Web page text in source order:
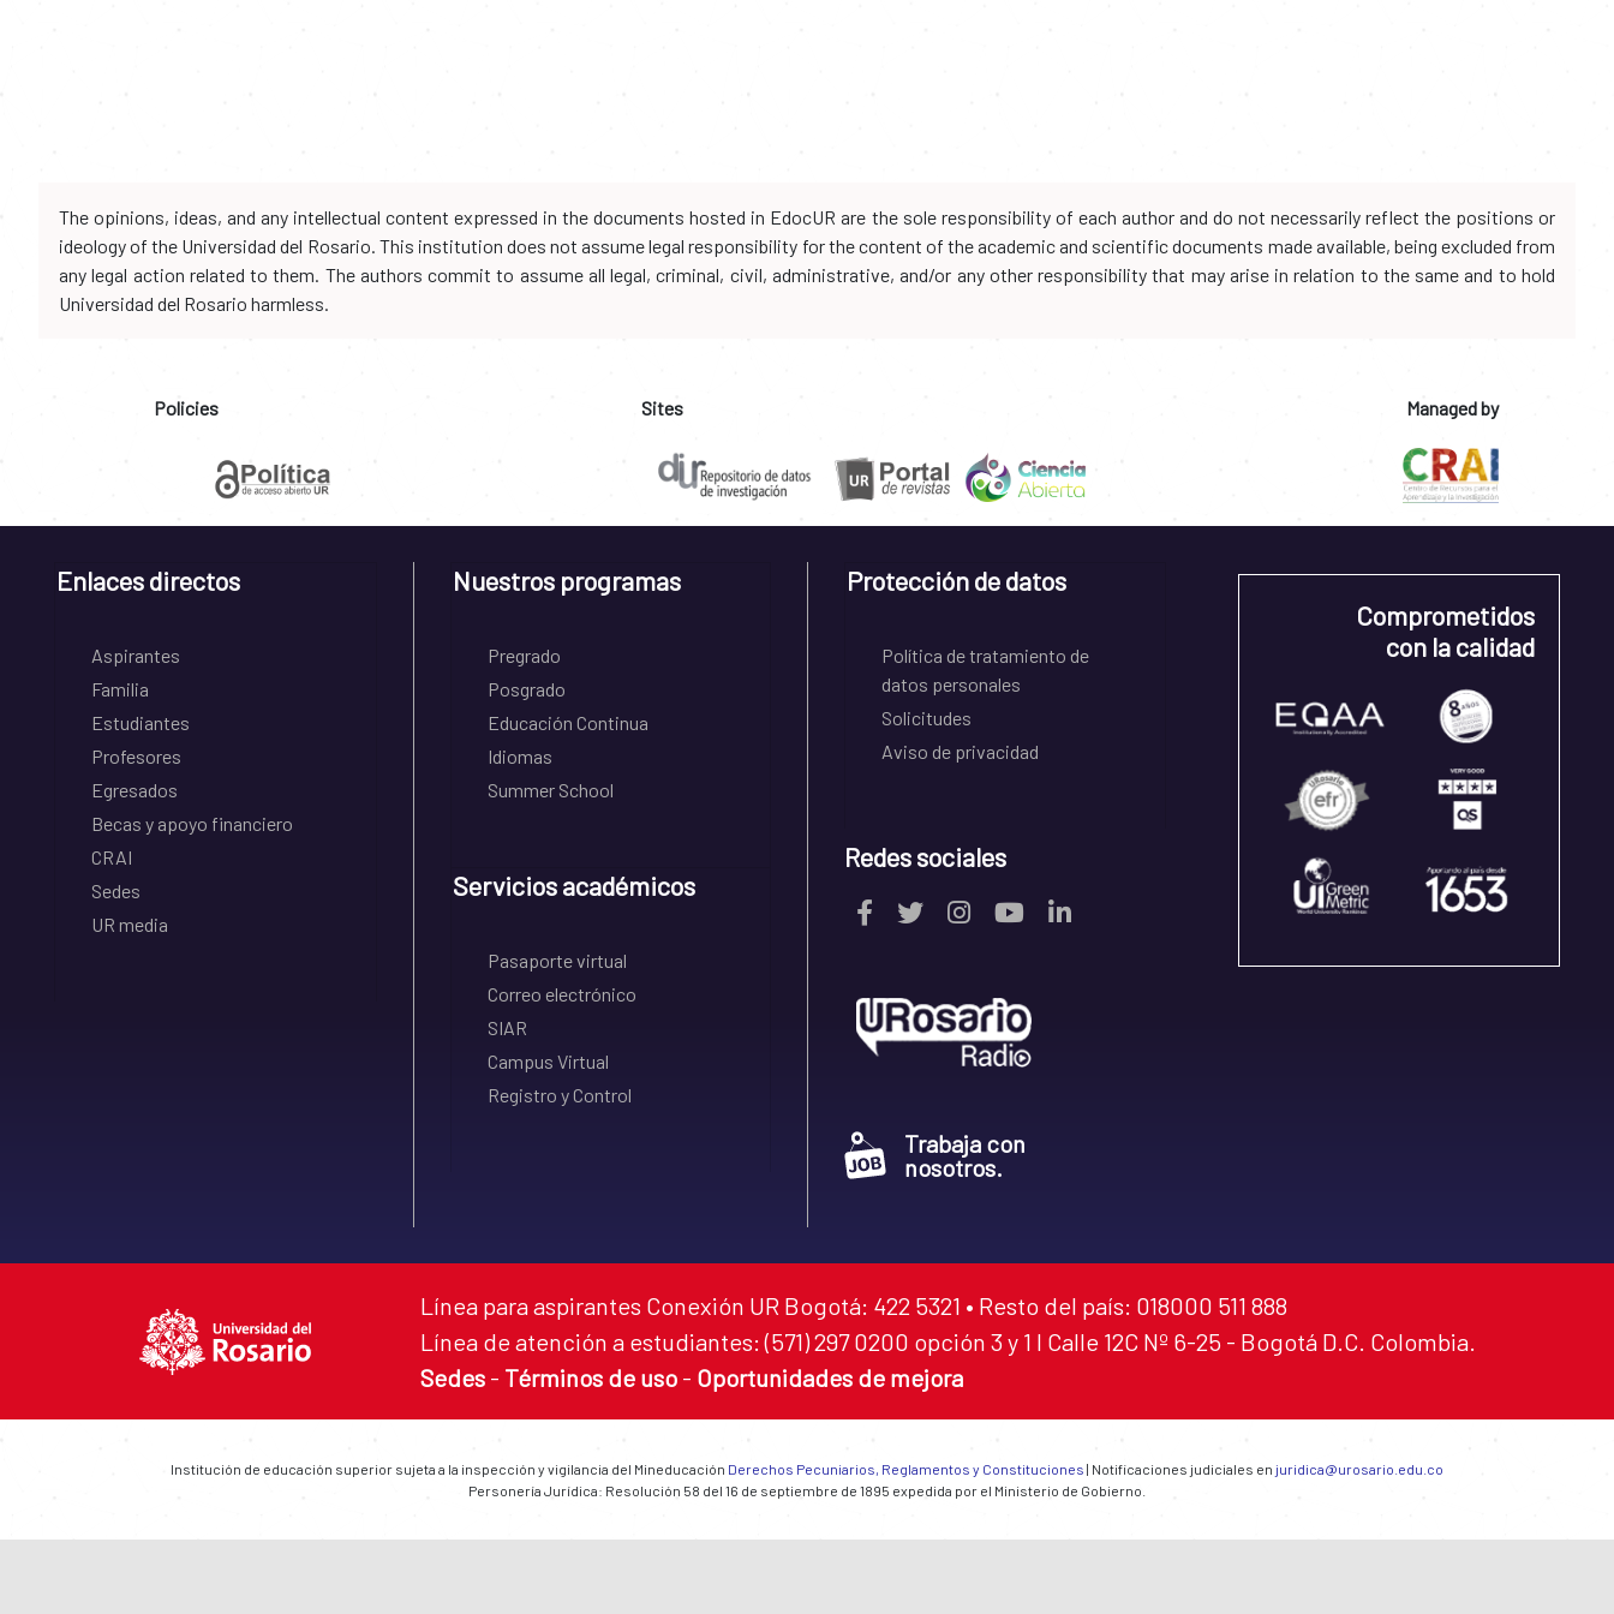
The opinions, ideas, and any intellectual content expressed in the documents hosted in EdocUR are the sole responsibility of each author and do not necessarily reflect the positions or
ideology of the Universidad del Rosario. This institution does not assume legal responsibility for the content of the academic and scientific documents made available, being excluded from
any legal action related to them. The authors commit to assume all legal, criminal, civil, administrative, and/or any other responsibility that may arise in relation to the same and to hold
Universidad del Rosario harmless.
Policies Sites Managed by
Enlaces directos
Aspirantes
Familia
Estudiantes
Profesores
Egresados
Becas y apoyo financiero
CRAI
Sedes
UR media
Nuestros programas
Pregrado
Posgrado
Educación Continua
Idiomas
Summer School
Servicios académicos
Pasaporte virtual
Correo electrónico
SIAR
Campus Virtual
Registro y Control
Protección de datos
Política de tratamiento de
datos personales
Solicitudes
Aviso de privacidad
Redes sociales
Trabaja con
nosotros.
Comprometidos
con la calidad
Línea para aspirantes Conexión UR Bogotá: 422 5321 • Resto del país: 018000 511 888
Línea de atención a estudiantes: (571) 297 0200 opción 3 y 1 I Calle 12C Nº 6-25 - Bogotá D.C. Colombia.
Sedes - Términos de uso - Oportunidades de mejora
Institución de educación superior sujeta a la inspección y vigilancia del Mineducación Derechos Pecuniarios, Reglamentos y Constituciones | Notificaciones judiciales en juridica@urosario.edu.co
Personería Jurídica: Resolución 58 del 16 de septiembre de 1895 expedida por el Ministerio de Gobierno.